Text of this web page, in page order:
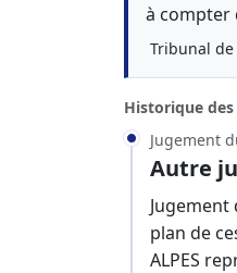
à compter
Tribunal de
Historique
Jugement
Autre
plan de
ALPES